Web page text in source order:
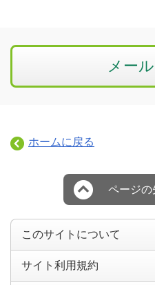
メー
ホームに戻る
ページの
このサイトについて
サイト利用規約